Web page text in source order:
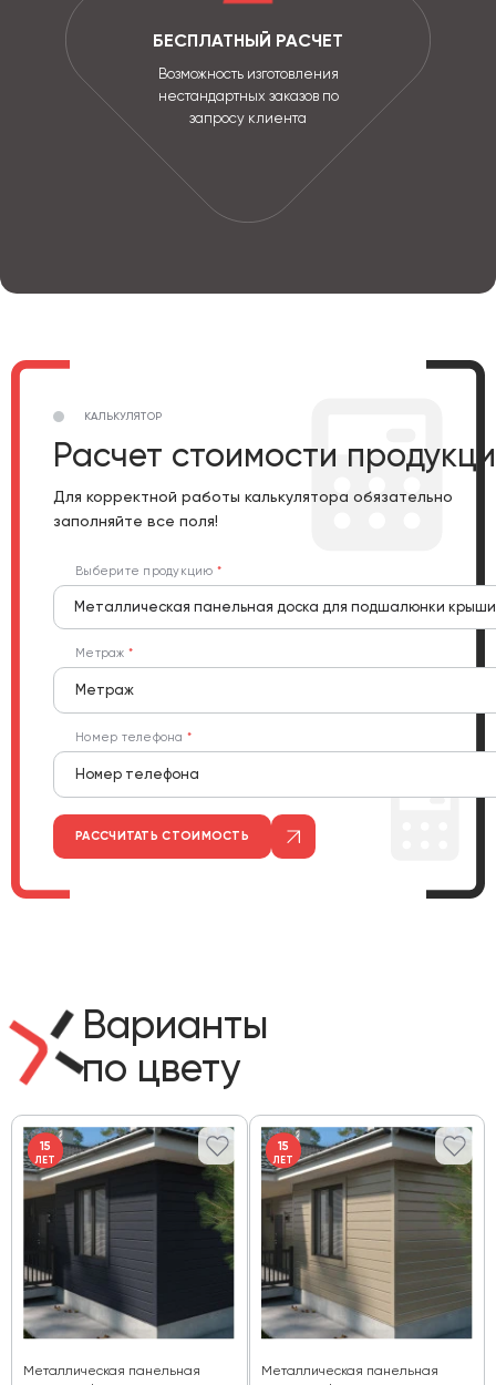
БЕСПЛАТНЫЙ РАСЧЕТ
Возможность изготовления
нестандартных заказов по
запросу клиента
КАЛЬКУЛЯТОР
Расчет стоимости
Для корректной работы калькулятора обязательно
заполняйте все поля!
Выберите продукцию
Металлическая панельная доска для подшалюнки крыши
Метраж
Номер телефона
РАССЧИТАТЬ СТОИМОСТЬ
Варианты
по цвету
15
ЛЕТ
Металлическая панельная
15
ЛЕТ
Металлическая панельная